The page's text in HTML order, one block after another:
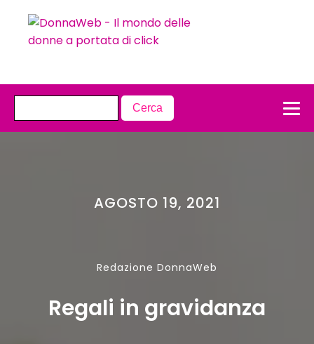
AGOSTO 19, 2021
Redazione DonnaWeb
Regali in gravidanza